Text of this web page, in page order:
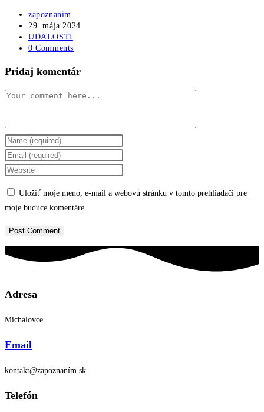
Post
author:
zapoznanim
Post
published:
29. mája 2024
Post
category:
UDALOSTI
Post
0 Comments
Pridaj komentár
Comment
Enter
your
name
comment
Enter
your
comment
Enter
URL
(optional)
Uložiť moje meno, e-mail a webovú stránku v tomto prehliadači pre
moje budúce komentáre.
Adresa
Michalovce
Email
kontakt@zapoznaním.sk
Telefón